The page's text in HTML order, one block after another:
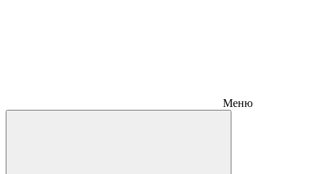
Меню